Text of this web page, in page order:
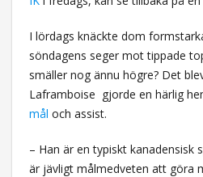
I lördags knäckte dom
söndagens seger mot tippade
smäller nog ännu högre? Det
Laframboise gjorde en härlig
mål och assist.
– Han är en typiskt kanadensisk
är jävligt målmedveten att göra